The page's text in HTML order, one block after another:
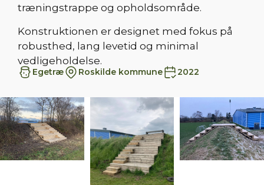
træningstrappe og opholdsområde.
Konstruktionen er designet med fokus på
robusthed, lang levetid og minimal
vedligeholdelse.
Egetræ Roskilde kommune 2022